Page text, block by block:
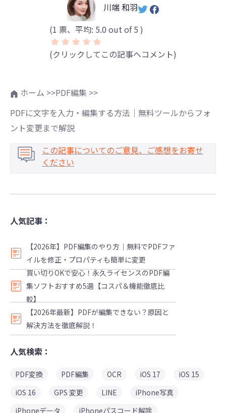
川端 和羽
(1 票、平均: 5.0 out of 5 )
(クリックしてこの記事へコメント)
ホーム >>PDF編集 >>
PDFに文字を入力・編集する方法｜無料ツールからフォ
ント変更まで解説
この記事についてのご意見、ご感想をお寄せ
ください
人気記事：
【2026年】PDF編集のやり方｜無料でPDFファ
イルを修正・プロパティも簡単に変更
買い切りOKで安心！永久ライセンスのPDF編
集ソフトおすすめ5選【コスパ＆機能徹底比
較】
【2026年最新】PDFが編集できない？原因と
解決方法を徹底解説！
人気検索：
PDF変換 PDF編集 OCR iOS 17
iOS 15
iOS 16
GPS 変更 LINE
iPhone写真
iPhoneデータ
iPhoneパスコード解除